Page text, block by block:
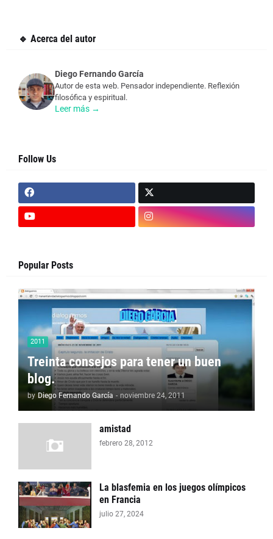
🔹 Acerca del autor
Diego Fernando García
Autor de esta web. Pensador independiente. Reflexión
filosófica y espiritual.
Leer más →
Follow Us
Popular Posts
2011
Treinta consejos para tener un buen
blog.
by Diego Fernando García - noviembre 24, 2011
amistad
febrero 28, 2012
La blasfemia en los juegos olímpicos
en Francia
julio 27, 2024